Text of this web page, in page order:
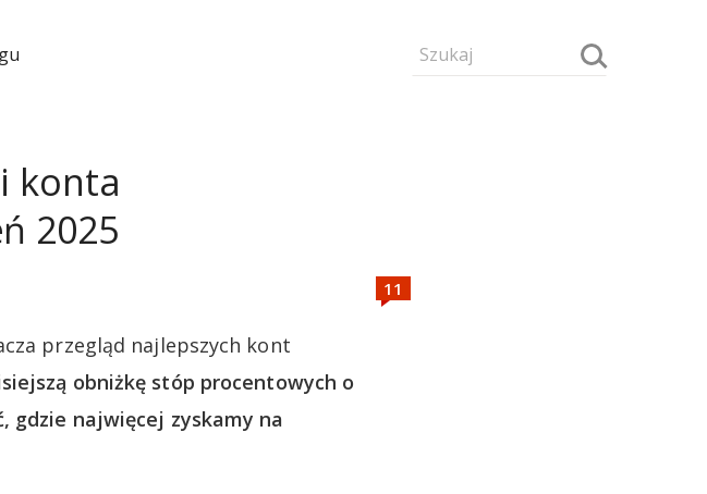
konta
2025
przegląd najlepszych kont
obniżkę stóp procentowych o
gdzie najwięcej zyskamy na